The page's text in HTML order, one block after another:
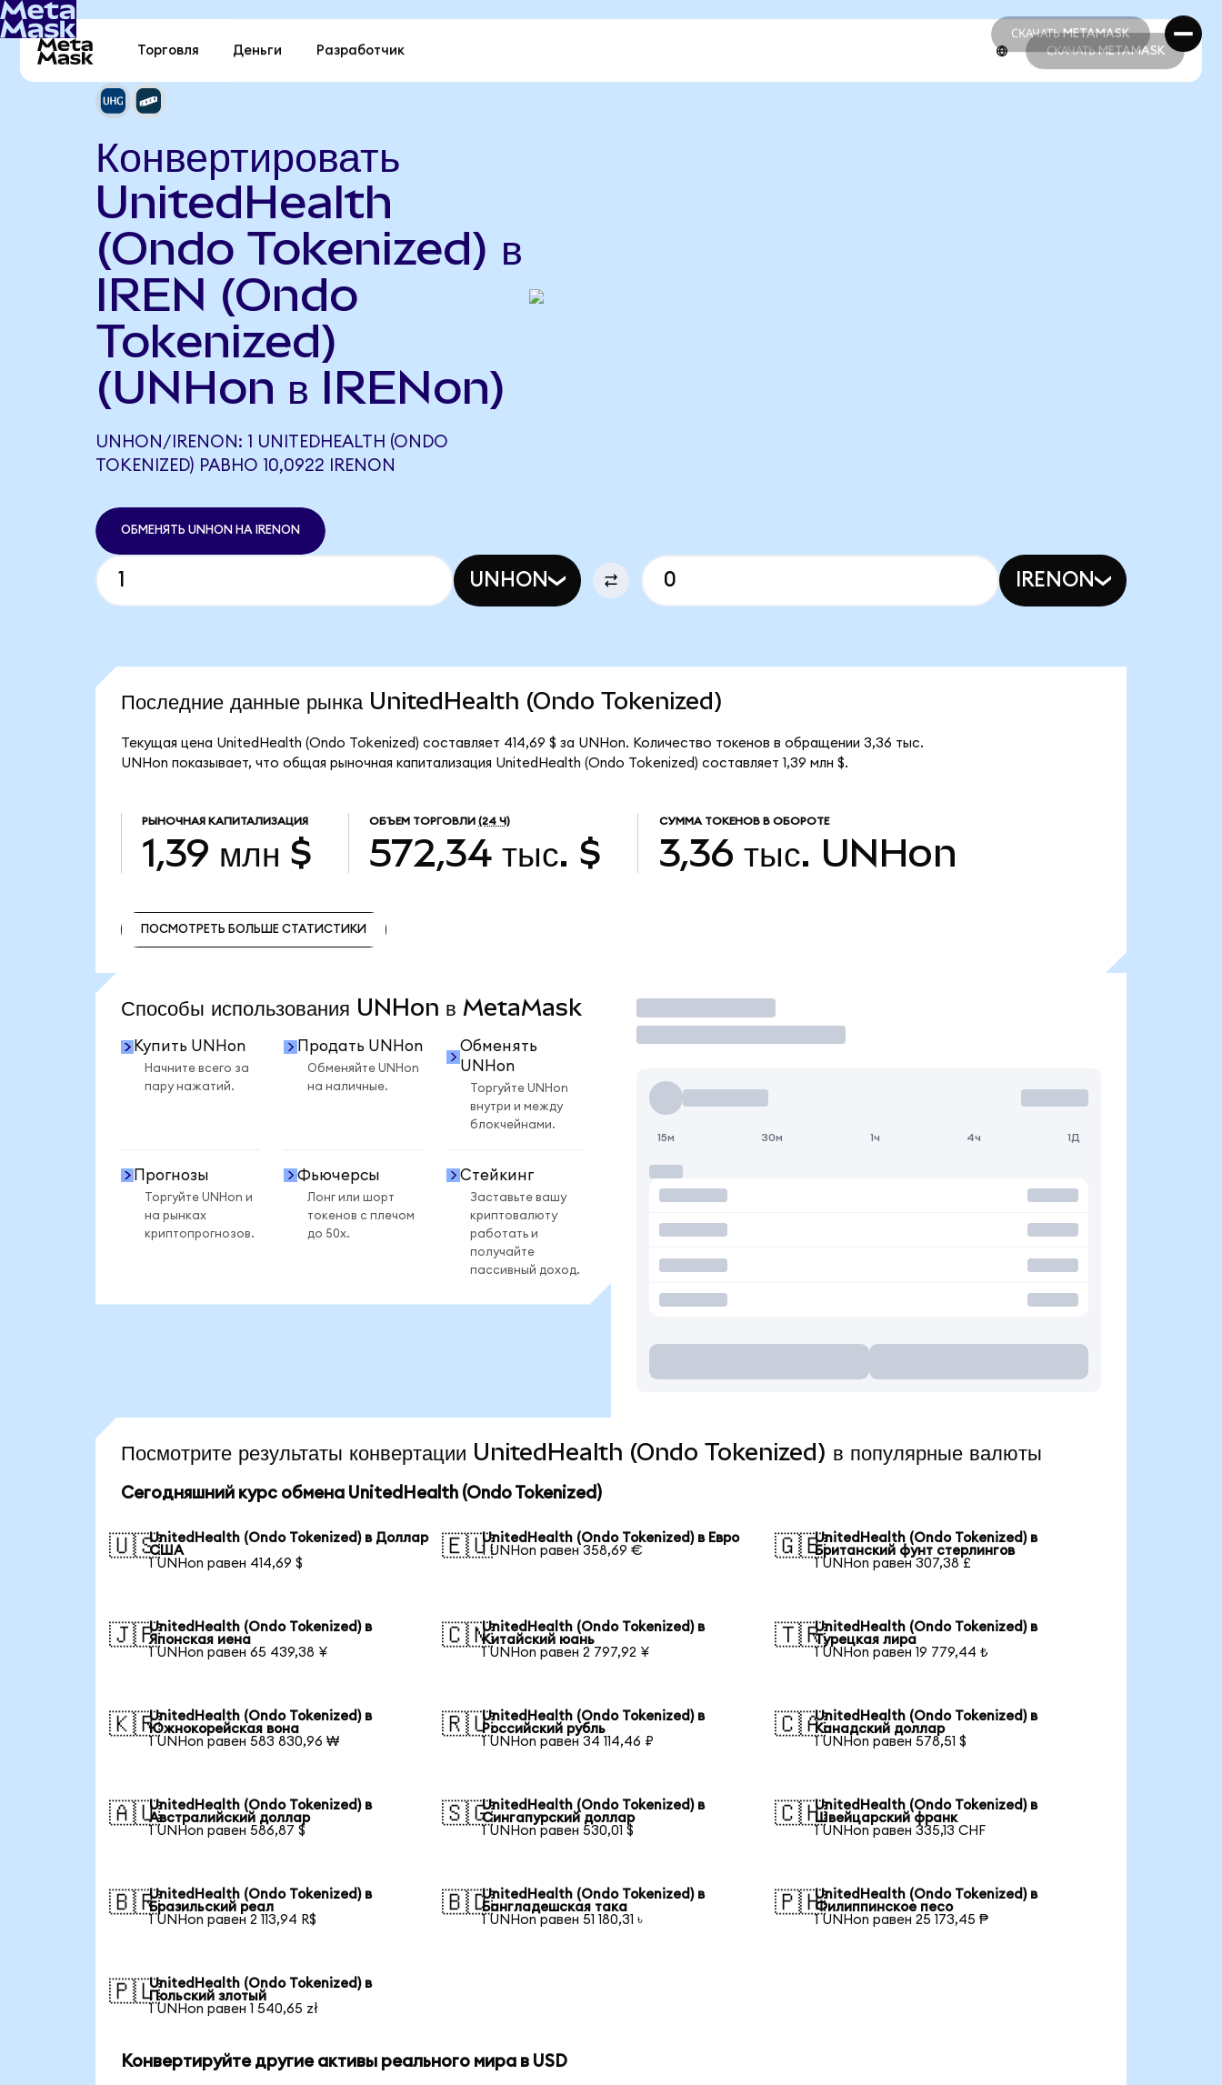
СКАЧАТЬ METAMASK
СКАЧАТЬ METAMASK
Торговля Деньги Разработчик СКАЧАТЬ METAMASK
Конвертировать
UnitedHealth
(Ondo Tokenized) в
IREN (Ondo
Tokenized)
(UNHon в IRENon)
UNHON/IRENON: 1 UNITEDHEALTH (ONDO
TOKENIZED) РАВНО 10,0922 IRENON
ОБМЕНЯТЬ UNHON НА IRENON
UNHON IRENON
Последние данные рынка UnitedHealth (Ondo Tokenized)
Текущая цена UnitedHealth (Ondo Tokenized) составляет 414,69 $ за UNHon. Количество токенов в обращении 3,36 тыс.
UNHon показывает, что общая рыночная капитализация UnitedHealth (Ondo Tokenized) составляет 1,39 млн $.
РЫНОЧНАЯ КАПИТАЛИЗАЦИЯ
1,39 млн $
ОБЪЕМ ТОРГОВЛИ (24 Ч)
572,34 тыс. $
СУММА ТОКЕНОВ В ОБОРОТЕ
3,36 тыс. UNHon
ПОСМОТРЕТЬ БОЛЬШЕ СТАТИСТИКИ
Способы использования UNHon в MetaMask
Купить UNHon
Начните всего за
пару нажатий.
Продать UNHon
Обменяйте UNHon
на наличные.
Обменять
UNHon
Торгуйте UNHon
внутри и между
блокчейнами.
Прогнозы
Торгуйте UNHon и
на рынках
криптопрогнозов.
Фьючерсы
Лонг или шорт
токенов с плечом
до 50x.
Стейкинг
Заставьте вашу
криптовалюту
работать и
получайте
пассивный доход.
Торговать
15м 30м 1ч 4ч 1Д
Посмотрите результаты конвертации UnitedHealth (Ondo Tokenized) в популярные валюты
Сегодняшний курс обмена UnitedHealth (Ondo Tokenized)
🇺🇸UnitedHealth (Ondo Tokenized) в Доллар
США
1 UNHon равен 414,69 $
🇪🇺UnitedHealth (Ondo Tokenized) в Евро
1 UNHon равен 358,69 €
🇬🇧UnitedHealth (Ondo Tokenized) в
Британский фунт стерлингов
1 UNHon равен 307,38 £
🇯🇵UnitedHealth (Ondo Tokenized) в
Японская иена
1 UNHon равен 65 439,38 ¥
🇨🇳UnitedHealth (Ondo Tokenized) в
Китайский юань
1 UNHon равен 2 797,92 ¥
🇹🇷UnitedHealth (Ondo Tokenized) в
Турецкая лира
1 UNHon равен 19 779,44 ₺
🇰🇷UnitedHealth (Ondo Tokenized) в
Южнокорейская вона
1 UNHon равен 583 830,96 ₩
🇷🇺UnitedHealth (Ondo Tokenized) в
Российский рубль
1 UNHon равен 34 114,46 ₽
🇨🇦UnitedHealth (Ondo Tokenized) в
Канадский доллар
1 UNHon равен 578,51 $
🇦🇺UnitedHealth (Ondo Tokenized) в
Австралийский доллар
1 UNHon равен 586,87 $
🇸🇬UnitedHealth (Ondo Tokenized) в
Сингапурский доллар
1 UNHon равен 530,01 $
🇨🇭UnitedHealth (Ondo Tokenized) в
Швейцарский франк
1 UNHon равен 335,13 CHF
🇧🇷UnitedHealth (Ondo Tokenized) в
Бразильский реал
1 UNHon равен 2 113,94 R$
🇧🇩UnitedHealth (Ondo Tokenized) в
Бангладешская така
1 UNHon равен 51 180,31 ৳
🇵🇭UnitedHealth (Ondo Tokenized) в
Филиппинское песо
1 UNHon равен 25 173,45 ₱
🇵🇱UnitedHealth (Ondo Tokenized) в
Польский злотый
1 UNHon равен 1 540,65 zł
Конвертируйте другие активы реального мира в USD